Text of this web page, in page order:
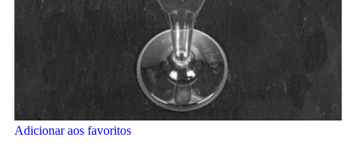
Adicionar aos favoritos